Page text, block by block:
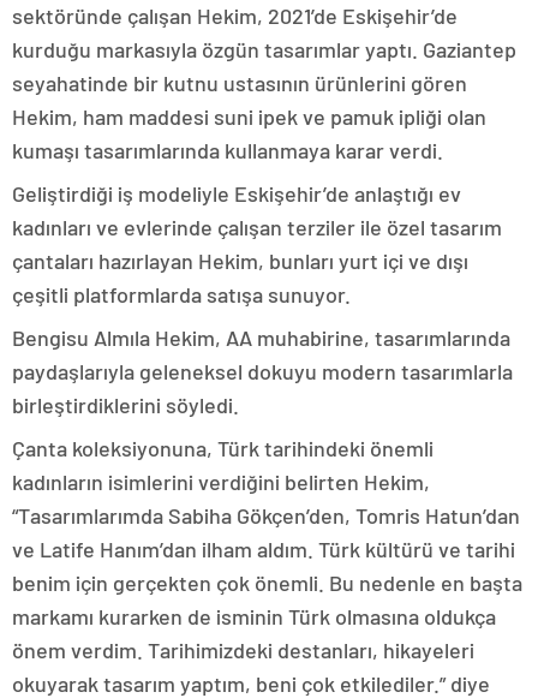
sektöründe çalışan Hekim, 2021’de Eskişehir’de
kurduğu markasıyla özgün tasarımlar yaptı. Gaziantep
seyahatinde bir kutnu ustasının ürünlerini gören
Hekim, ham maddesi suni ipek ve pamuk ipliği olan
kumaşı tasarımlarında kullanmaya karar verdi.
Geliştirdiği iş modeliyle Eskişehir’de anlaştığı ev
kadınları ve evlerinde çalışan terziler ile özel tasarım
çantaları hazırlayan Hekim, bunları yurt içi ve dışı
çeşitli platformlarda satışa sunuyor.
Bengisu Almıla Hekim, AA muhabirine, tasarımlarında
paydaşlarıyla geleneksel dokuyu modern tasarımlarla
birleştirdiklerini söyledi.
Çanta koleksiyonuna, Türk tarihindeki önemli
kadınların isimlerini verdiğini belirten Hekim,
“Tasarımlarımda Sabiha Gökçen’den, Tomris Hatun’dan
ve Latife Hanım’dan ilham aldım. Türk kültürü ve tarihi
benim için gerçekten çok önemli. Bu nedenle en başta
markamı kurarken de isminin Türk olmasına oldukça
önem verdim. Tarihimizdeki destanları, hikayeleri
okuyarak tasarım yaptım, beni çok etkilediler.” diye